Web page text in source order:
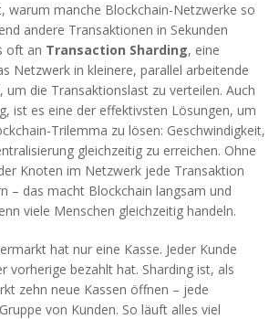
warum manche Blockchain-Netzwerke so
andere Transaktionen in Sekunden
oft an Transaction Sharding, eine
Netzwerk in kleinere, parallel arbeitende
um die Transaktionslast zu verteilen. Auch
, ist es eine der effektivsten Lösungen, um
Trilemma zu lösen: Geschwindigkeit,
gleichzeitig zu erreichen. Ohne
Knoten im Netzwerk jede Transaktion
– das macht Blockchain langsam und
viele Menschen gleichzeitig handeln.
hat nur eine Kasse. Jeder Kunde
vorherige bezahlt hat. Sharding ist, als
zehn neue Kassen öffnen – jede
von Kunden. So läuft alles viel